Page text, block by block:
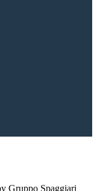
Gruppo Spaggiari